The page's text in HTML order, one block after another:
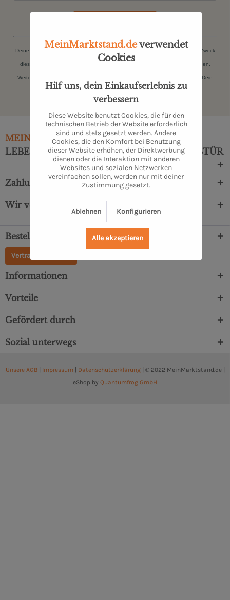
Deine persönlichen Daten (Name, E-Mail-Adresse) werden ausschließlich zum Zweck
dieser Zusendungen gespeichert. Du kannst Dich jederzeit kostenfrei abmelden.
Weitere Informationen findest Du in unserer . Danke für Dein
Vertrauen.
MEIN MARKTSTAND– TÄGLICHE FRISCHE
LEBENSMITTEL DIREKT VOR DEINE HAUSTÜR
Zahlungsarten
Wir versenden mit
Bestellung, Service & Beratung
Vertrag widerrufen
Informationen
Vorteile
Gefördert durch
Sozial unterwegs
Unsere AGB| Impressum Datenschutzerklärung| © 2022 MeinMarktstand.de |
eShop by Quantumfrog GmbH
MeinMarktstand.deverwendet
Cookies
Hilf uns, dein Einkaufserlebnis zu
verbessern
Diese Website benutzt Cookies, die für den
technischen Betrieb der Website erforderlich
sind und stets gesetzt werden. Andere
Cookies, die den Komfort bei Benutzung
dieser Website erhöhen, der Direktwerbung
dienen oder die Interaktion mit anderen
Websites und sozialen Netzwerken
vereinfachen sollen, werden nur mit deiner
Zustimmung gesetzt.
Ablehnen Konfigurieren
Alle akzeptieren